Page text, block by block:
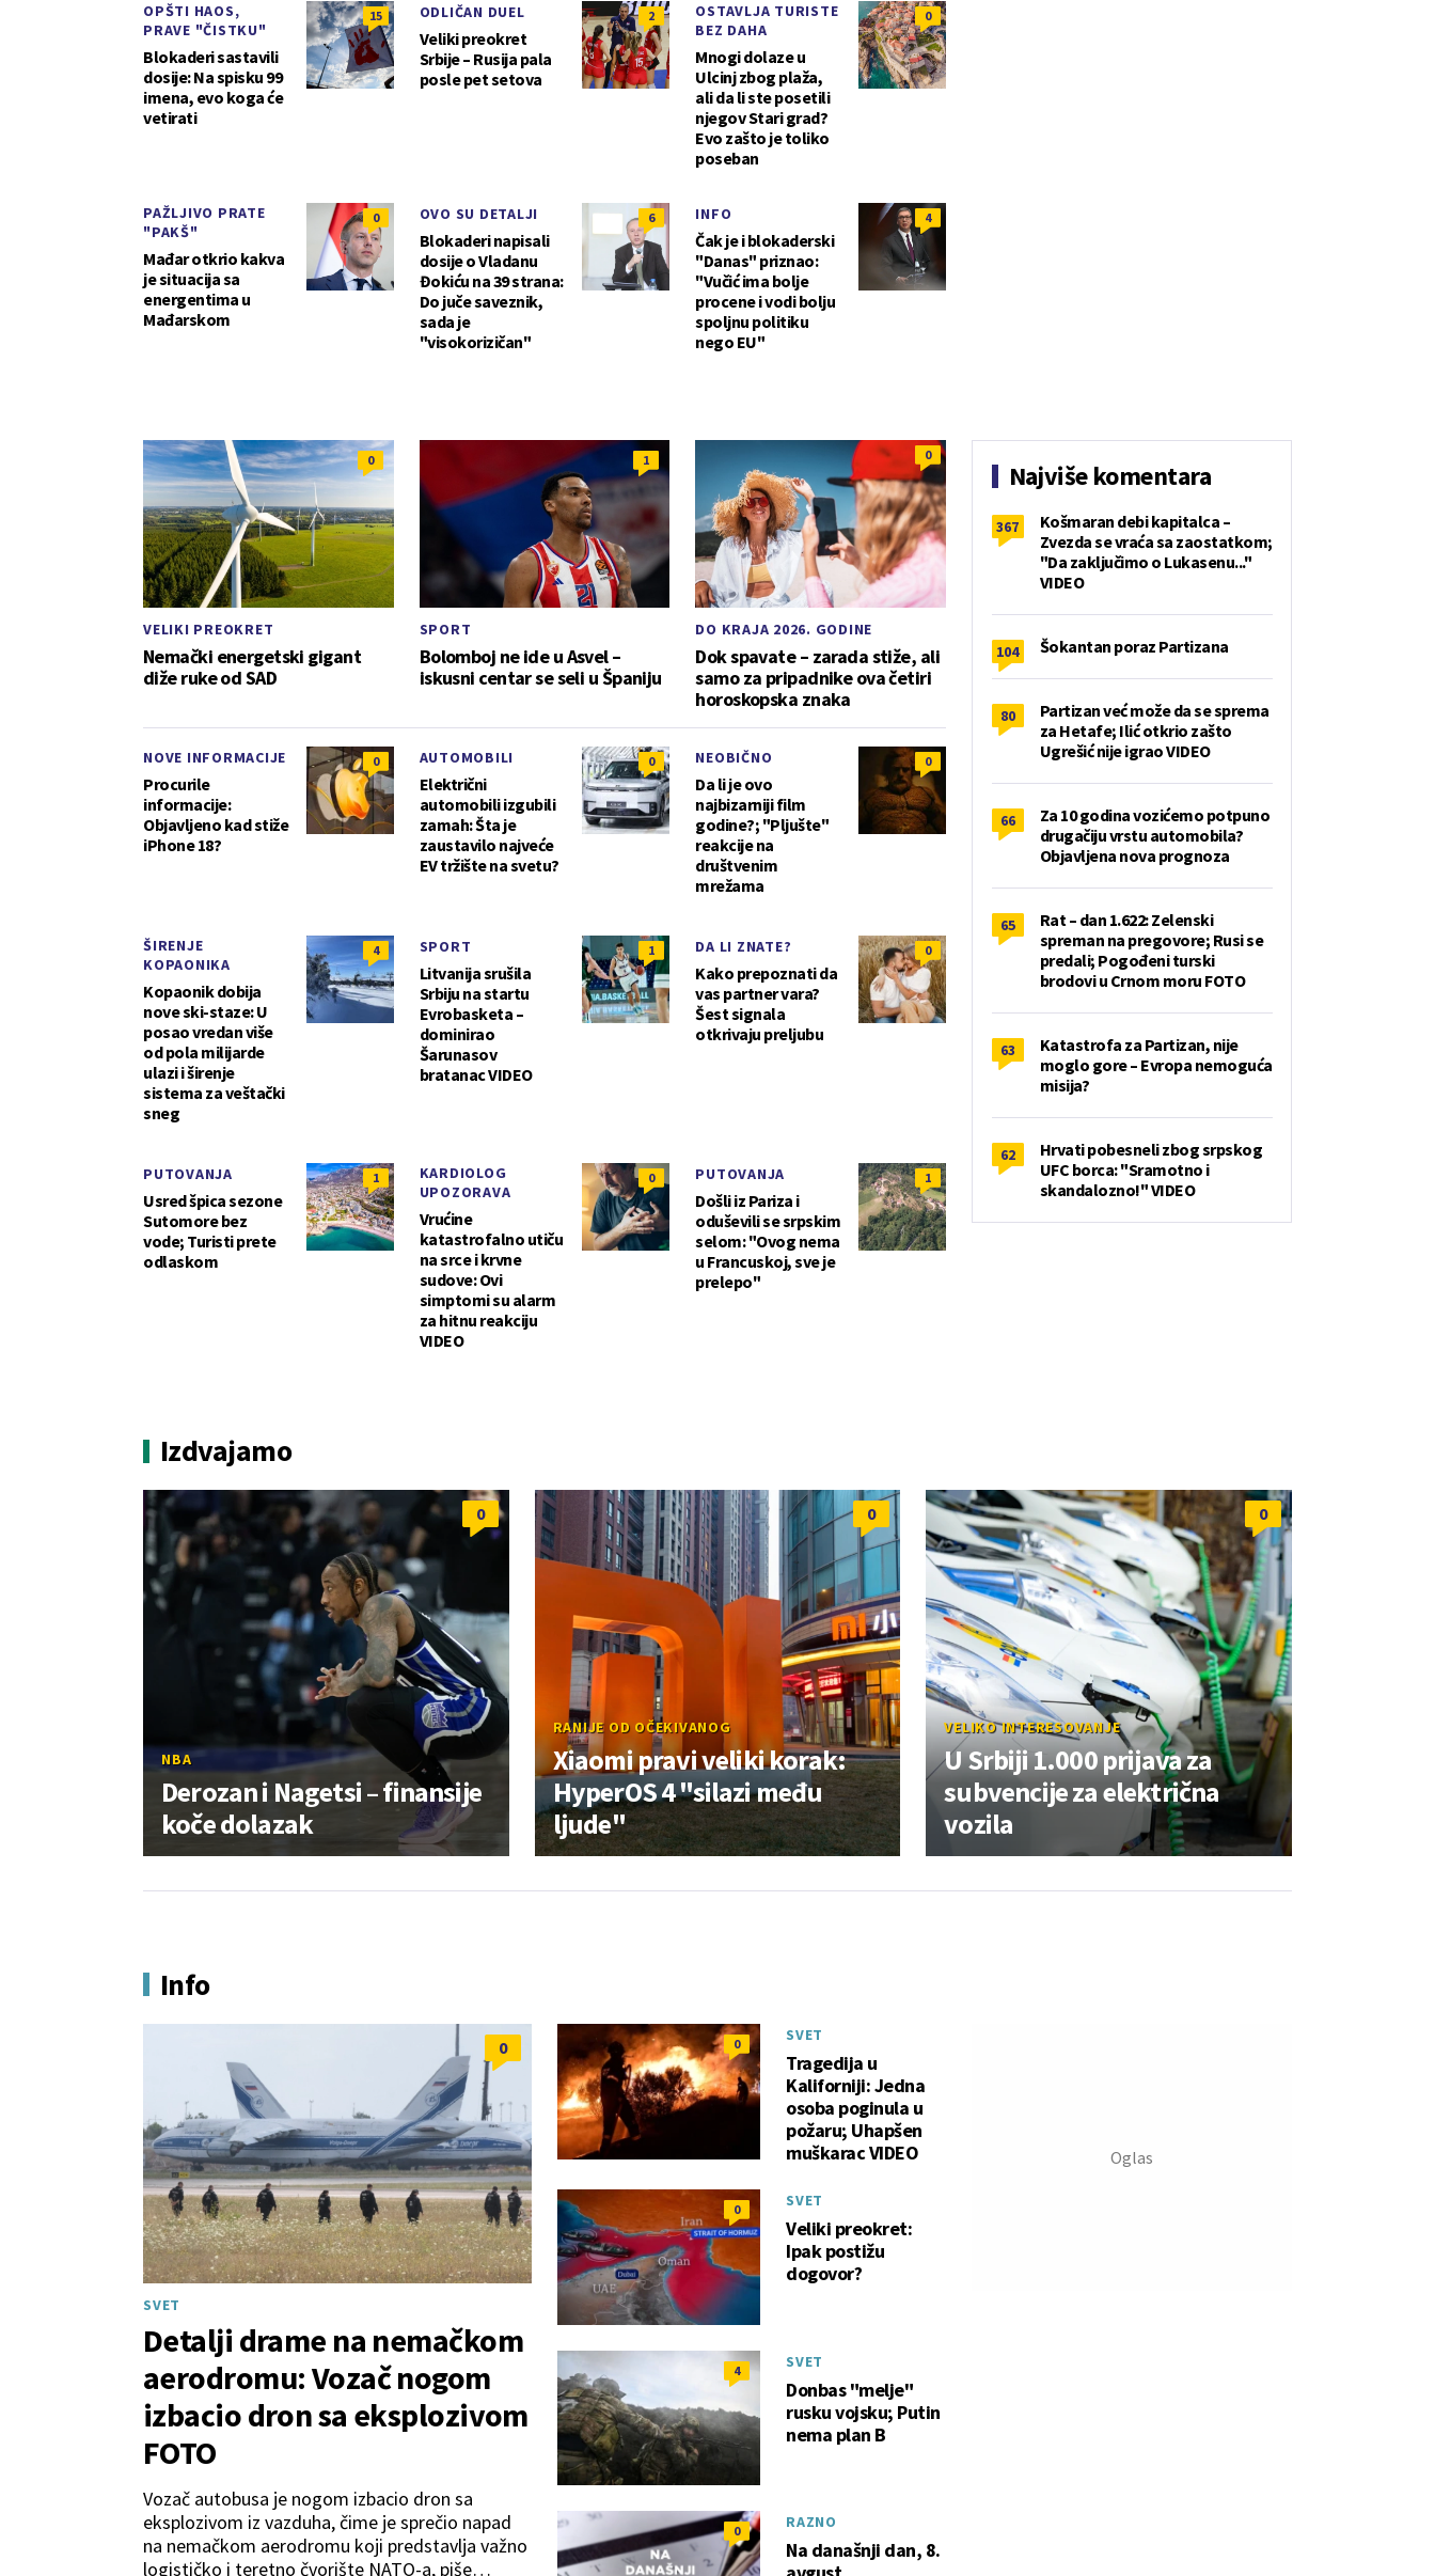
15
OPŠTI HAOS,
PRAVE "ČISTKU"
Blokaderi sastavili
dosije: Na spisku 99
imena, evo koga će
vetirati
2
ODLIČAN DUEL
Veliki preokret
Srbije – Rusija pala
posle pet setova
0
OSTAVLJA TURISTE
BEZ DAHA
Mnogi dolaze u
Ulcinj zbog plaža,
ali da li ste posetili
njegov Stari grad?
Evo zašto je toliko
poseban
0
PAŽLJIVO PRATE
"PAKŠ"
Mađar otkrio kakva
je situacija sa
energentima u
Mađarskom
6
OVO SU DETALJI
Blokaderi napisali
dosije o Vladanu
Đokiću na 39 strana:
Do juče saveznik,
sada je
"visokorizičan"
4
INFO
Čak je i blokaderski
"Danas" priznao:
"Vučić ima bolje
procene i vodi bolju
spoljnu politiku
nego EU"
0
VELIKI PREOKRET
Nemački energetski gigant
diže ruke od SAD
1
SPORT
Bolomboj ne ide u Asvel –
iskusni centar se seli u Španiju
0
DO KRAJA 2026. GODINE
Dok spavate – zarada stiže, ali
samo za pripadnike ova četiri
horoskopska znaka
0
NOVE INFORMACIJE
Procurile
informacije:
Objavljeno kad stiže
iPhone 18?
0
AUTOMOBILI
Električni
automobili izgubili
zamah: Šta je
zaustavilo najveće
EV tržište na svetu?
0
NEOBIČNO
Da li je ovo
najbizarniji film
godine?; "Pljušte"
reakcije na
društvenim
mrežama
4
ŠIRENJE
KOPAONIKA
Kopaonik dobija
nove ski-staze: U
posao vredan više
od pola milijarde
ulazi i širenje
sistema za veštački
sneg
1
SPORT
Litvanija srušila
Srbiju na startu
Evrobasketa –
dominirao
Šarunasov
bratanac VIDEO
0
DA LI ZNATE?
Kako prepoznati da
vas partner vara?
Šest signala
otkrivaju preljubu
1
PUTOVANJA
Usred špica sezone
Sutomore bez
vode; Turisti prete
odlaskom
0
KARDIOLOG
UPOZORAVA
Vrućine
katastrofalno utiču
na srce i krvne
sudove: Ovi
simptomi su alarm
za hitnu reakciju
VIDEO
1
PUTOVANJA
Došli iz Pariza i
oduševili se srpskim
selom: "Ovog nema
u Francuskoj, sve je
prelepo"
Najviše komentara
367
Košmaran debi kapitalca –
Zvezda se vraća sa zaostatkom;
"Da zaključimo o Lukasenu..."
VIDEO
104 Šokantan poraz Partizana
80
Partizan već može da se sprema
za Hetafe; Ilić otkrio zašto
Ugrešić nije igrao VIDEO
66
Za 10 godina vozićemo potpuno
drugačiju vrstu automobila?
Objavljena nova prognoza
65
Rat – dan 1.622: Zelenski
spreman na pregovore; Rusi se
predali; Pogođeni turski
brodovi u Crnom moru FOTO
63
Katastrofa za Partizan, nije
moglo gore – Evropa nemoguća
misija?
62
Hrvati pobesneli zbog srpskog
UFC borca: "Sramotno i
skandalozno!" VIDEO
Izdvajamo
0
NBA
Derozan i Nagetsi – finansije
koče dolazak
0
RANIJE OD OČEKIVANOG
Xiaomi pravi veliki korak:
HyperOS 4 "silazi među
ljude"
0
VELIKO INTERESOVANJE
U Srbiji 1.000 prijava za
subvencije za električna
vozila
Info
0
SVET
Detalji drame na nemačkom
aerodromu: Vozač nogom
izbacio dron sa eksplozivom
FOTO
Vozač autobusa je nogom izbacio dron sa
eksplozivom iz vazduha, čime je sprečio napad
na nemačkom aerodromu koji predstavlja važno
logističko i teretno čvorište NATO-a, piše
0 SVET
Tragedija u
Kaliforniji: Jedna
osoba poginula u
požaru; Uhapšen
muškarac VIDEO
0 SVET
Veliki preokret:
Ipak postižu
dogovor?
4 SVET
Donbas "melje"
rusku vojsku; Putin
nema plan B
0 RAZNO
Na današnji dan, 8.